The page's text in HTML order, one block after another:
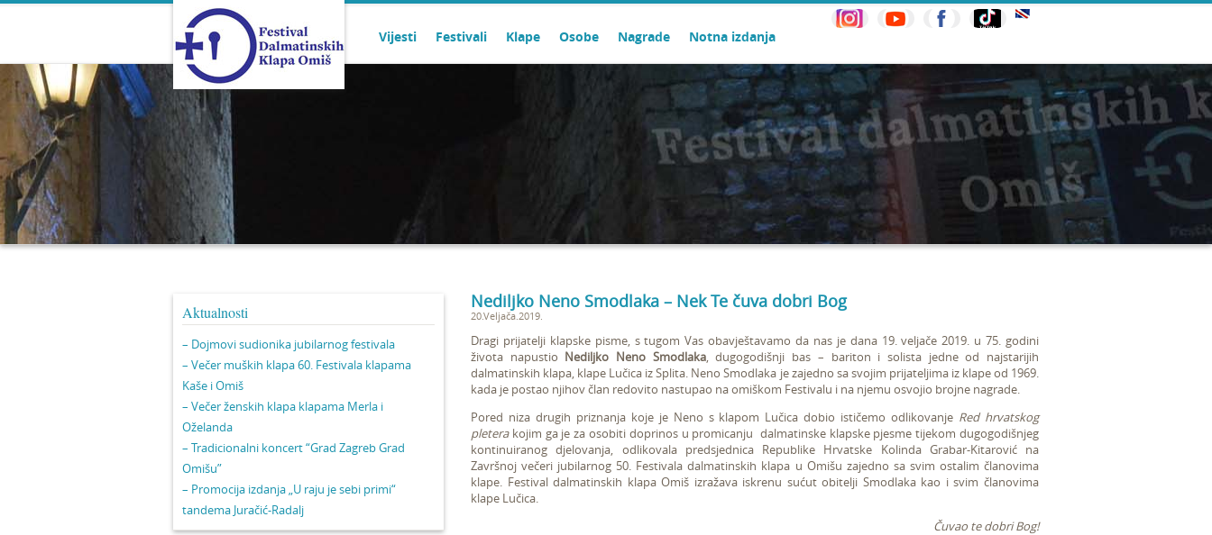
Vijesti Festivali Klape Osobe Nagrade Notna izdanja
Aktualnosti
– Dojmovi sudionika jubilarnog festivala
– Večer muških klapa 60. Festivala klapama
Kaše i Omiš
– Večer ženskih klapa klapama Merla i
Oželanda
– Tradicionalni koncert “Grad Zagreb Grad
Omišu”
– Promocija izdanja „U raju je sebi primi“
tandema Juračić-Radalj
Nediljko Neno Smodlaka – Nek Te čuva dobri Bog
20.Veljača.2019.
Dragi prijatelji klapske pisme, s tugom Vas obavještavamo da nas je dana 19. veljače 2019. u 75. godini
života napustio Nediljko Neno Smodlaka, dugogodišnji bas – bariton i solista jedne od najstarijih
dalmatinskih klapa, klape Lučica iz Splita. Neno Smodlaka je zajedno sa svojim prijateljima iz klape od 1969.
kada je postao njihov član redovito nastupao na omiškom Festivalu i na njemu osvojio brojne nagrade.
Pored niza drugih priznanja koje je Neno s klapom Lučica dobio ističemo odlikovanje Red hrvatskog
pleterakojim ga je za osobiti doprinos u promicanju dalmatinske klapske pjesme tijekom dugogodišnjeg
kontinuiranog djelovanja, odlikovala predsjednica Republike Hrvatske Kolinda Grabar-Kitarović na
Završnoj večeri jubilarnog 50. Festivala dalmatinskih klapa u Omišu zajedno sa svim ostalim članovima
klape. Festival dalmatinskih klapa Omiš izražava iskrenu sućut obitelji Smodlaka kao i svim članovima
klape Lučica.
Čuvao te dobri Bog!